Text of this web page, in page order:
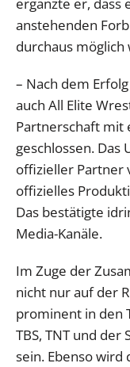
anstehenden
durchaus möglich
– Nach dem
auch All Elite
Partnerschaft mit
geschlossen. Das
offizieller Partner
offizielles
Das bestätigte
Media-Kanäle.
Im Zuge der
nicht nur auf der
prominent in den
TBS, TNT und
sein. Ebenso wird